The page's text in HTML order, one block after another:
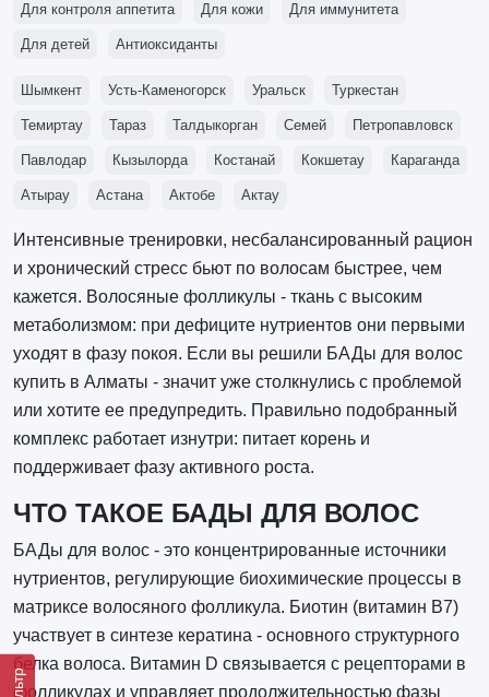
Для контроля аппетита Для кожи Для иммунитета
Для детей Антиоксиданты
Шымкент Усть-Каменогорск Уральск Туркестан
Темиртау Тараз Талдыкорган Семей Петропавловск
Павлодар Кызылорда Костанай Кокшетау Караганда
Атырау Астана Актобе Актау
Интенсивные тренировки, несбалансированный рацион
и хронический стресс бьют по волосам быстрее, чем
кажется. Волосяные фолликулы - ткань с высоким
метаболизмом: при дефиците нутриентов они первыми
уходят в фазу покоя. Если вы решили БАДы для волос
купить в Алматы - значит уже столкнулись с проблемой
или хотите ее предупредить. Правильно подобранный
комплекс работает изнутри: питает корень и
поддерживает фазу активного роста.
ЧТО ТАКОЕ БАДЫ ДЛЯ ВОЛОС
БАДы для волос - это концентрированные источники
нутриентов, регулирующие биохимические процессы в
матриксе волосяного фолликула. Биотин (витамин B7)
участвует в синтезе кератина - основного структурного
белка волоса. Витамин D связывается с рецепторами в
фолликулах и управляет продолжительностью фазы